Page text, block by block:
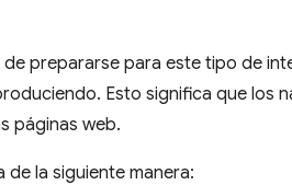
prepararse para este tipo de
Esto significa que los
páginas web.
la siguiente manera: